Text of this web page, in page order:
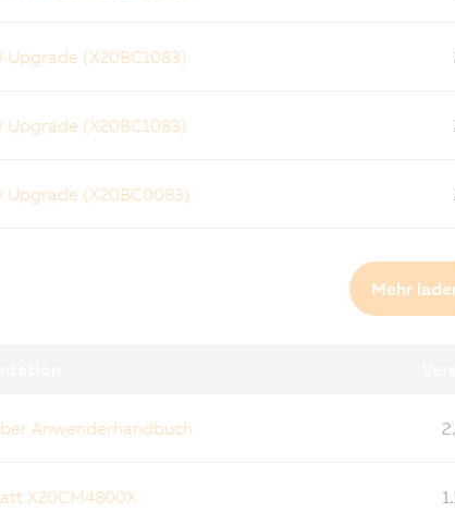
Upgrade (X20BC1083)
Upgrade (X20BC1083)
Upgrade (X20BC0083)
Mehr
Anwenderhandbuch
X20CM4800X